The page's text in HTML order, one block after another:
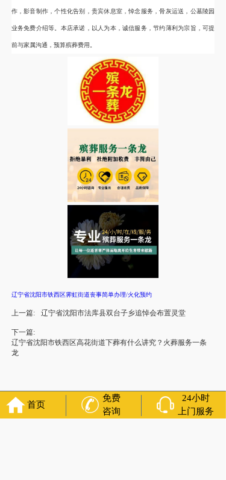
作，影音制作，个性化告别，贵宾休息室，悼念服务，骨灰运送，公墓陵园
业务免费介绍等。本店承诺，以人为本，诚信服务，节约薄利为宗旨，可提
前与家属沟通，预算殡葬费用。
辽宁省沈阳市铁西区霁虹街道丧事简单办理/火化预约
上一篇: 辽宁省沈阳市法库县双台子乡追悼会布置灵堂
下一篇:
辽宁省沈阳市铁西区高花街道下葬有什么讲究？火葬服务一条
龙
首页
免费
咨询
24小时
上门服务